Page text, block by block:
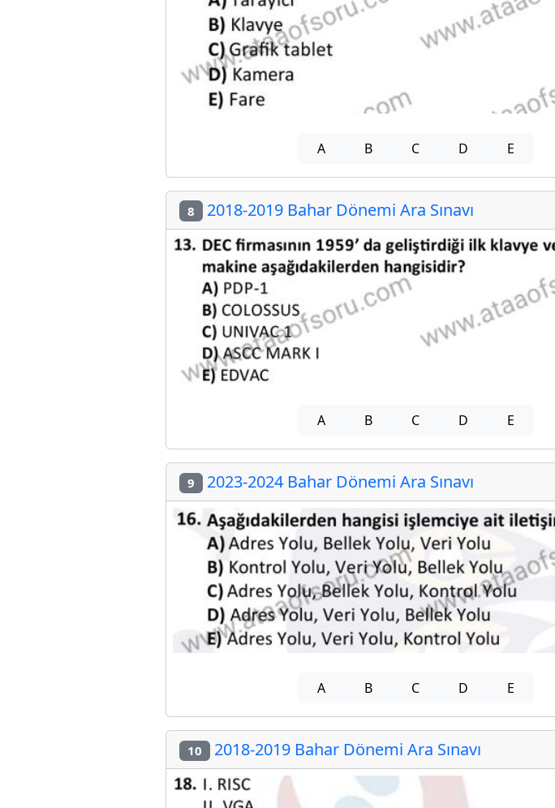
A B C D E
8 2018-2019 Bahar Dönemi Ara Sınavı
A B C D E
9 2023-2024 Bahar Dönemi Ara Sınavı
A B C D E
10 2018-2019 Bahar Dönemi Ara Sınavı